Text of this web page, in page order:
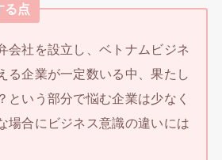
る点
会社を設立し、ベトナムビジネ
る企業が一定数いる中、果たし
という部分で悩む企業は少なく
場合にビジネス意識の違いには